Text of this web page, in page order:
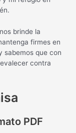
brinde la
firmes en
sabemos que con
contra
PDF